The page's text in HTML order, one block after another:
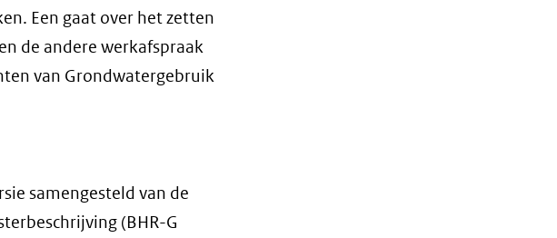
Een gaat over het zetten
de andere werkafspraak
van Grondwatergebruik
samengesteld van de
(BHR-G